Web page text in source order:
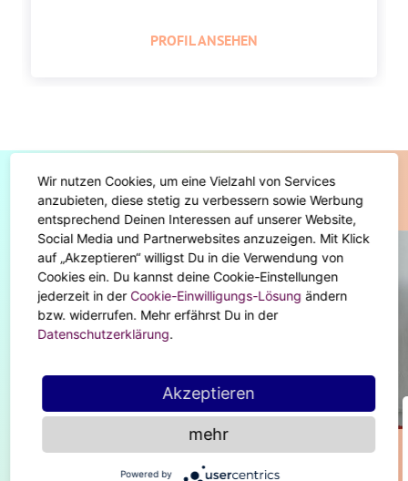
PROFIL ANSEHEN
Diese Artikel könnten dir auch gefallen
BODY & SOUL
New Work – Endlich arbeiten, wie es
Wir nutzen Cookies, um eine Vielzahl von Services
anzubieten, diese stetig zu verbessern sowie Werbung
entsprechend Deinen Interessen auf unserer Website,
Social Media und Partnerwebsites anzuzeigen. Mit Klick
auf „Akzeptieren“ willigst Du in die Verwendung von
Cookies ein. Du kannst deine Cookie-Einstellungen
jederzeit in der Cookie-Einwilligungs-Lösung ändern
bzw. widerrufen. Mehr erfährst Du in der
Datenschutzerklärung.
Akzeptieren
mehr
Powered by